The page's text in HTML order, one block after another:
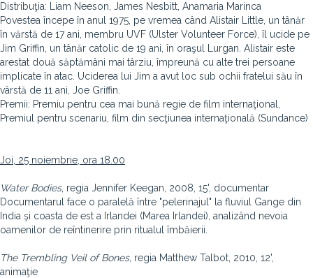
Distribuţia: Liam Neeson, James Nesbitt, Anamaria Marinca
Povestea începe în anul 1975, pe vremea când Alistair Little, un tânăr
în vărstă de 17 ani, membru UVF (Ulster Volunteer Force), îl ucide pe
Jim Griffin, un tânăr catolic de 19 ani, în oraşul Lurgan. Alistair este
arestat două săptămâni mai târziu, împreună cu alte trei persoane
implicate în atac. Uciderea lui Jim a avut loc sub ochii fratelui său în
vârstă de 11 ani, Joe Griffin.
Premii: Premiu pentru cea mai bună regie de film internaţional,
Premiul pentru scenariu, film din secţiunea internaţională (Sundance)
Joi, 25 noiembrie, ora 18.00
Water Bodies, regia Jennifer Keegan, 2008, 15', documentar
Documentarul face o paralelă între "pelerinajul" la fluviul Gange din
India şi coasta de est a Irlandei (Marea Irlandei), analizând nevoia
oamenilor de reîntinerire prin ritualul îmbăierii.
The Trembling Veil of Bones, regia Matthew Talbot, 2010, 12',
animaţie